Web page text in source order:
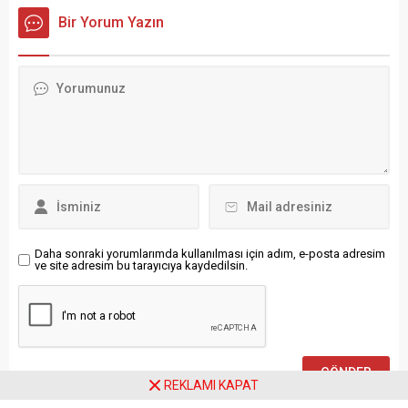
yüzde 4,3 oranında azalarak
892 bin 886 ton oldu. Geçen
yoğurt üretimi arttı, tereyağı
Bir Yorum Yazın
Daha sonraki yorumlarımda kullanılması için adım, e-posta adresim
ve site adresim bu tarayıcıya kaydedilsin.
REKLAMI KAPAT